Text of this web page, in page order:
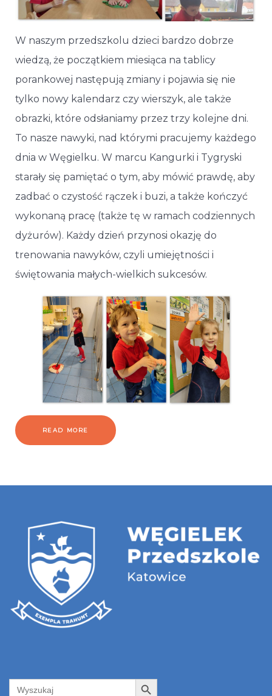
W naszym przedszkolu dzieci bardzo dobrze
wiedzą, że początkiem miesiąca na tablicy
porankowej następują zmiany i pojawia się nie
tylko nowy kalendarz czy wierszyk, ale także
obrazki, które odsłaniamy przez trzy kolejne dni.
To nasze nawyki, nad którymi pracujemy każdego
dnia w Węgielku. W marcu Kangurki i Tygryski
starały się pamiętać o tym, aby mówić prawdę, aby
zadbać o czystość rączek i buzi, a także kończyć
wykonaną pracę (także tę w ramach codziennych
dyżurów). Każdy dzień przynosi okazję do
trenowania nawyków, czyli umiejętności i
świętowania małych-wielkich sukcesów.
READ MORE
Search
for:
Search Button